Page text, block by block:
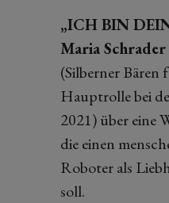
„ICH BIN
Maria Schrader
(Silberner Bären
Hauptrolle bei
2021) über eine
die einen
Roboter als
soll.